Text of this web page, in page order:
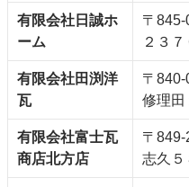
有限会社日誠ホ
ーム
〒
２３７
有限会社田渕洋
瓦
〒
修理田
有限会社富士瓦
商店北方店
〒
志久５